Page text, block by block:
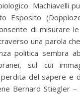
Machiavelli
Esposito
di misurare
una parola
politica sembra
sul cui
del sapere e
Bernard Stiegler –